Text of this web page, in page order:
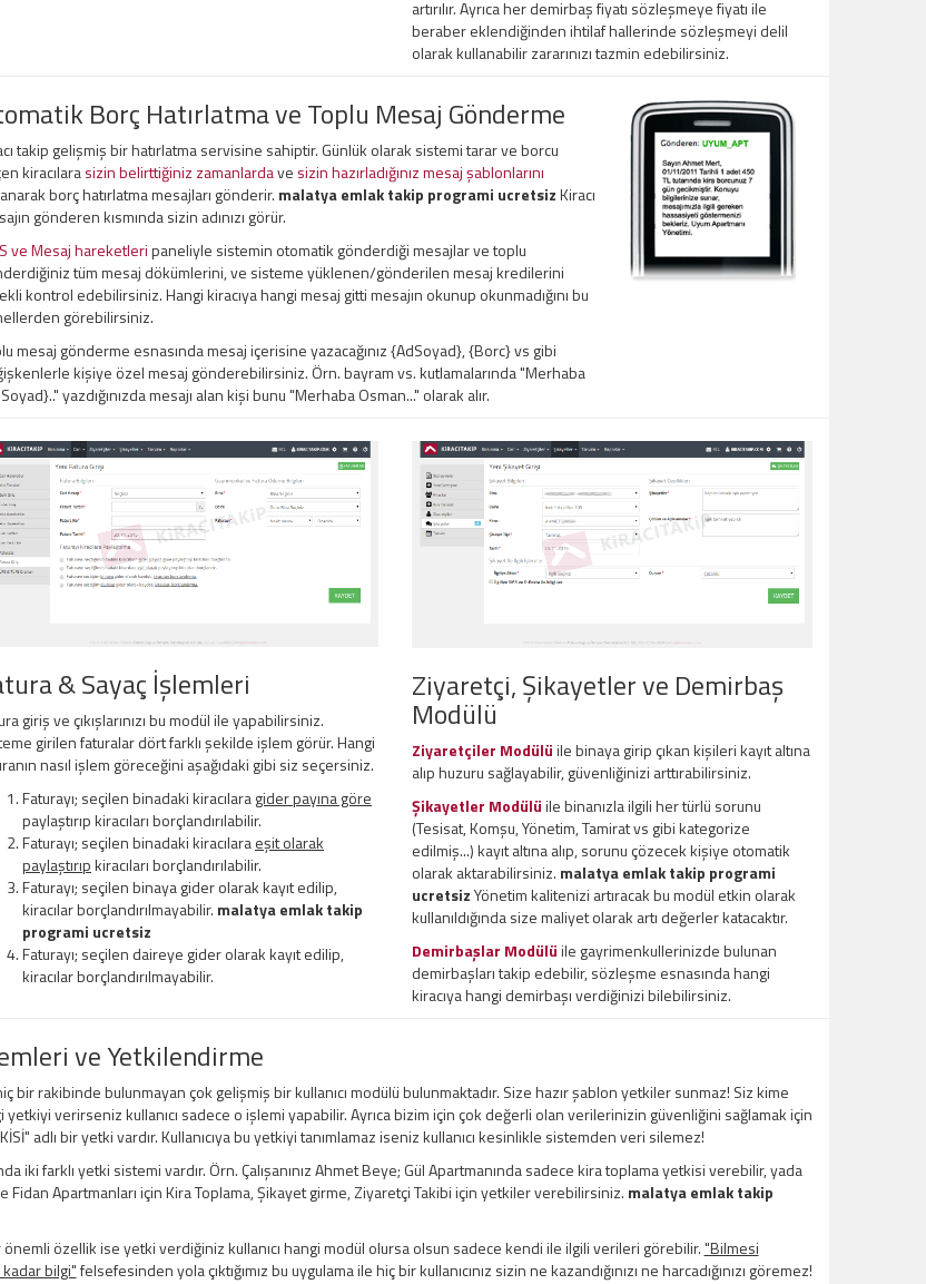
artırılır. Ayrıca her demirbaş fiyatı sözleşmeye fiyatı ile
beraber eklendiğinden ihtilaf hallerinde sözleşmeyi delil
olarak kullanabilir zararınızı tazmin edebilirsiniz.
Borç Hatırlatma ve Toplu Mesaj Gönderme
takip gelişmiş bir hatırlatma servisine sahiptir. Günlük olarak sistemi tarar ve borcu
kiracılarasizin belirttiğiniz zamanlardave sizin hazırladığınız mesaj şablonlarını
borç hatırlatma mesajları gönderir. malatya emlak takip programi ucretsizKiracı
gönderen kısmında sizin adınızı görür.
ve Mesaj hareketleripaneliyle sistemin otomatik gönderdiği mesajlar ve toplu
tüm mesaj dökümlerini, ve sisteme yüklenen/gönderilen mesaj kredilerini
kontrol edebilirsiniz. Hangi kiracıya hangi mesaj gitti mesajın okunup okunmadığını bu
görebilirsiniz.
mesaj gönderme esnasında mesaj içerisine yazacağınız {AdSoyad}, {Borc} vs gibi
kişiye özel mesaj gönderebilirsiniz. Örn. bayram vs. kutlamalarında "Merhaba
yazdığınızda mesajı alan kişi bunu "Merhaba Osman..." olarak alır.
& Sayaç İşlemleri
giriş ve çıkışlarınızı bu modül ile yapabilirsiniz.
girilen faturalar dört farklı şekilde işlem görür. Hangi
nasıl işlem göreceğini aşağıdaki gibi siz seçersiniz.
Faturayı; seçilen binadaki kiracılaragider payına göre
paylaştırıp kiracıları borçlandırılabilir.
Faturayı; seçilen binadaki kiracılaraeşit olarak
paylaştırıpkiracıları borçlandırılabilir.
Faturayı; seçilen binaya gider olarak kayıt edilip,
kiracılar borçlandırılmayabilir. malatya emlak takip
programi ucretsiz
Faturayı; seçilen daireye gider olarak kayıt edilip,
kiracılar borçlandırılmayabilir.
Ziyaretçi, Şikayetler ve Demirbaş
Modülü
Ziyaretçiler Modülüile binaya girip çıkan kişileri kayıt altına
alıp huzuru sağlayabilir, güvenliğinizi arttırabilirsiniz.
Şikayetler Modülüile binanızla ilgili her türlü sorunu
(Tesisat, Komşu, Yönetim, Tamirat vs gibi kategorize
edilmiş...) kayıt altına alıp, sorunu çözecek kişiye otomatik
olarak aktarabilirsiniz. malatya emlak takip programi
ucretsizYönetim kalitenizi artıracak bu modül etkin olarak
kullanıldığında size maliyet olarak artı değerler katacaktır.
Demirbaşlar Modülüile gayrimenkullerinizde bulunan
demirbaşları takip edebilir, sözleşme esnasında hangi
kiracıya hangi demirbaşı verdiğinizi bilebilirsiniz.
ve Yetkilendirme
bir rakibinde bulunmayan çok gelişmiş bir kullanıcı modülü bulunmaktadır. Size hazır şablon yetkiler sunmaz! Siz kime
yetkiyi verirseniz kullanıcı sadece o işlemi yapabilir. Ayrıca bizim için çok değerli olan verilerinizin güvenliğini sağlamak için
adlı bir yetki vardır. Kullanıcıya bu yetkiyi tanımlamaz iseniz kullanıcı kesinlikle sistemden veri silemez!
iki farklı yetki sistemi vardır. Örn. Çalışanınız Ahmet Beye; Gül Apartmanında sadece kira toplama yetkisi verebilir, yada
Fidan Apartmanları için Kira Toplama, Şikayet girme, Ziyaretçi Takibi için yetkiler verebilirsiniz. malatya emlak takip
özellik ise yetki verdiğiniz kullanıcı hangi modül olursa olsun sadece kendi ile ilgili verileri görebilir."Bilmesi
bilgi"felsefesinden yola çıktığımız bu uygulama ile hiç bir kullanıcınız sizin ne kazandığınızı ne harcadığınızı göremez!